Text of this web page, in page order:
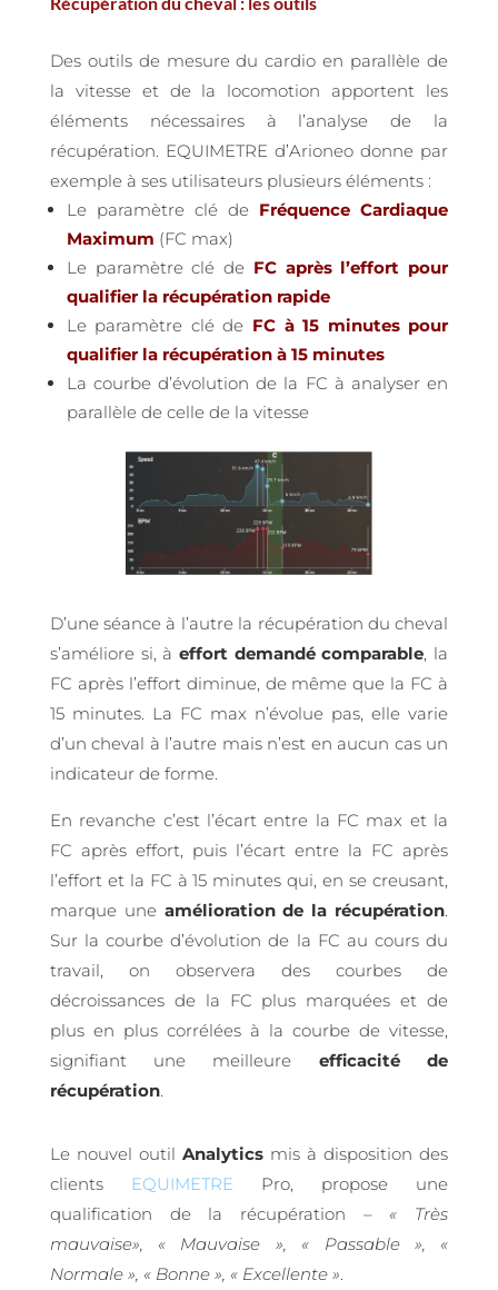
Des outils de mesure du cardio en parallèle de
la vitesse et de la locomotion apportent les
éléments nécessaires à l’analyse de la
récupération. EQUIMETRE d’Arioneo donne par
exemple à ses utilisateurs plusieurs éléments :
Le paramètre clé de Fréquence Cardiaque
Maximum (FC max)
Le paramètre clé de FC après l’effort pour
qualifier la récupération rapide
Le paramètre clé de FC à 15 minutes pour
qualifier la récupération à 15 minutes
La courbe d’évolution de la FC à analyser en
parallèle de celle de la vitesse
D’une séance à l’autre la récupération du cheval
s’améliore si, à effort demandé comparable, la
FC après l’effort diminue, de même que la FC à
15 minutes. La FC max n’évolue pas, elle varie
d’un cheval à l’autre mais n’est en aucun cas un
indicateur de forme.
En revanche c’est l’écart entre la FC max et la
FC après effort, puis l’écart entre la FC après
l’effort et la FC à 15 minutes qui, en se creusant,
marque une amélioration de la récupération.
Sur la courbe d’évolution de la FC au cours du
travail, on observera des courbes de
décroissances de la FC plus marquées et de
plus en plus corrélées à la courbe de vitesse,
signifiant une meilleure efficacité
de
récupération.
Le nouvel outil Analyticsmis à disposition des
clients EQUIMETRE Pro, propose une
qualification de la récupération – « Très
mauvaise», « Mauvaise », « Passable », «
Normale », « Bonne », « Excellente ».